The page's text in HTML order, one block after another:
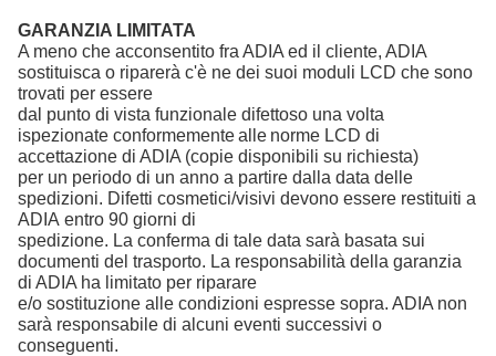
GARANZIA LIMITATA
A meno che acconsentito fra ADIA ed il cliente, ADIA
sostituisca o riparerà c'è ne dei suoi moduli LCD che sono
trovati per essere
dal punto di vista funzionale difettoso una volta
ispezionate conformementealle norme LCD di
accettazione di ADIA (copie disponibili su richiesta)
per un periodo di un anno a partire dalla data delle
spedizioni. Difetti cosmetici/visivi devono essere restituiti a
ADIA entro 90 giorni di
spedizione. La conferma di tale data sarà basata sui
documenti del trasporto. La responsabilità della garanzia
di ADIA ha limitato per riparare
e/o sostituzione alle condizioni espresse sopra. ADIA non
sarà responsabile di alcuni eventi successivi o
conseguenti.